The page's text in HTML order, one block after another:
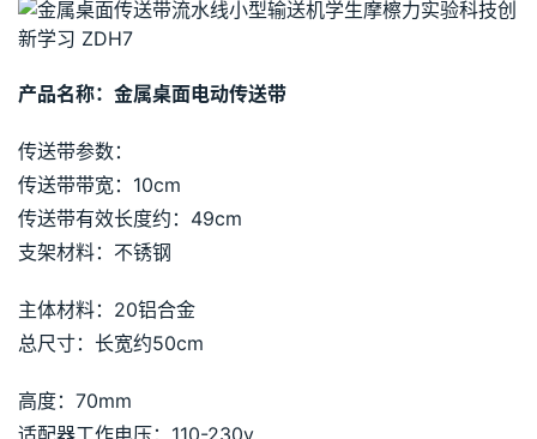
产品名称：金属桌面电动传送带
传送带参数：
传送带带宽：10cm
传送带有效长度约：49cm
支架材料：不锈钢
主体材料：20铝合金
总尺寸：长宽约50cm
高度：70mm